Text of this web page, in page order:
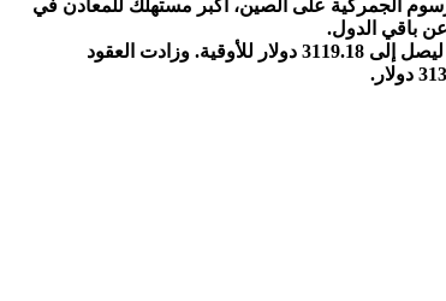
الجمركية على الصين، أكبر مستهلك للمعادن في
باقي الدول.
وصعد الذهب في المعاملات الفورية 1.2 بالمئة ليصل إلى 3119.18 دولار للأوقية. وزادت العقود